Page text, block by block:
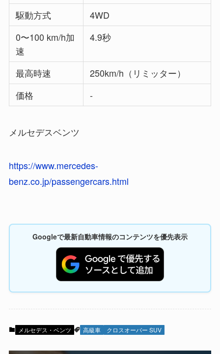
駆動方式
4WD
0〜100 km/h加
速
4.9秒
最高時速
250km/h（リミッター）
価格
-
メルセデスベンツ
https://www.mercedes-
benz.co.jp/passengercars.html
Googleで最新自動車情報のコンテンツを優先表示
メルセデス・ベンツ 高級車 クロスオーバー SUV